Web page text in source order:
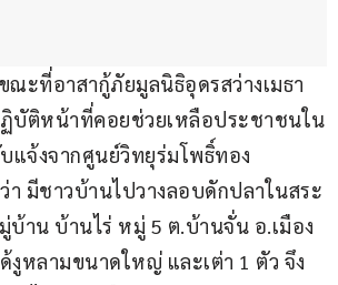
ณะที่อาสากู้ภัยมูลนิธิอุดรสว่างเมธา
บัติหน้าที่คอยช่วยเหลือประชาชนใน
จ้งจากศูนย์วิทยุร่มโพธิ์ทอง
า มีชาวบ้านไปวางลอบดักปลาในสระ
บ้าน บ้านไร่ หมู่ 5 ต.บ้านจั่น อ.เมือง
งูหลามขนาดใหญ่ และเต่า 1 ตัว จึง